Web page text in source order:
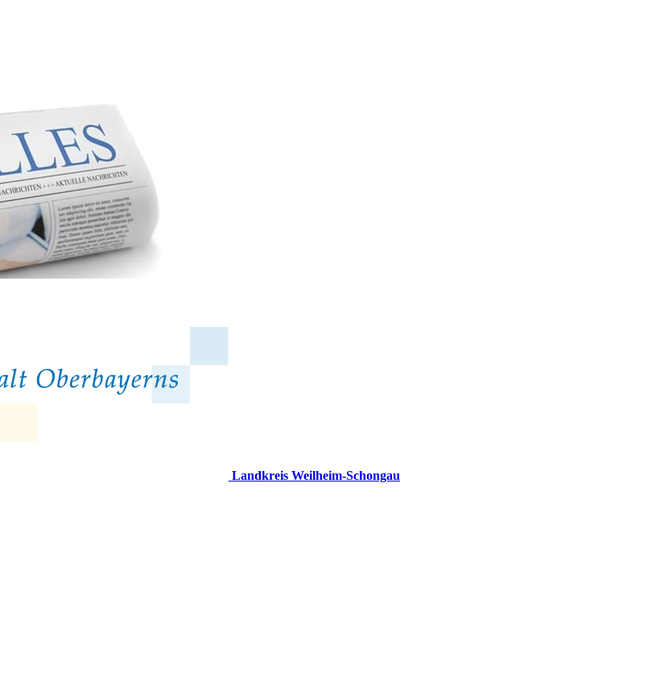
Landkreis Weilheim-Schongau